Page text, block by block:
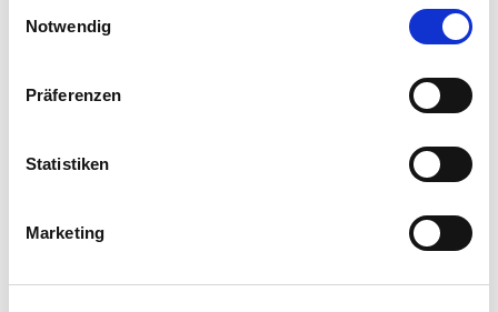
Cookies, wenn Sie unsere Webseite weiterhin nutzen.
Notwendig
Präferenzen
Statistiken
Marketing
wildes Falkenpaar eingezogen und
hat erfolgreich seinen Nachwuchs